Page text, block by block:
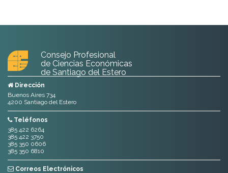
Consejo Profesional
de Ciencias Económicas
de Santiago del Estero
Dirección
Buenos Aires 734
4200 Santiago del Estero
Teléfonos
385 422 6264
385 422 3750
385 350 0606
385 350 6810
Correos Electrónicos